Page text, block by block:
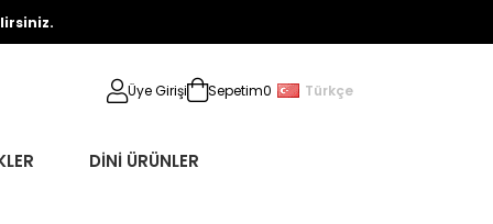
Üye Girişi Sepetim0 Türkçe
DİNİ ÜRÜNLER